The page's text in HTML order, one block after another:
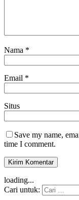
Nama *
Email *
Situs
Save my name,
time I comment.
loading...
Cari untuk: